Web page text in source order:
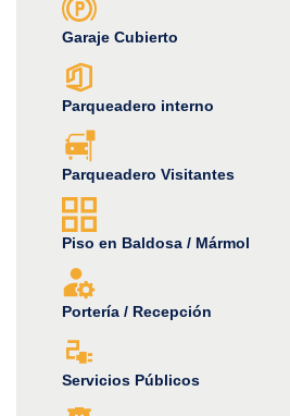
Garaje Cubierto
Parqueadero interno
Parqueadero Visitantes
Piso en Baldosa / Mármol
Portería / Recepción
Servicios Públicos